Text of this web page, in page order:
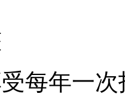
每年一